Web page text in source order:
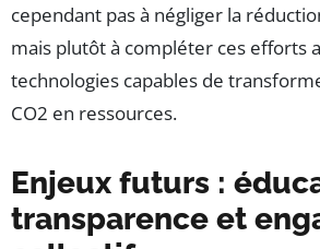
cependant pas à négliger la
mais plutôt à compléter ces efforts
technologies capables de
CO2 en ressources.
Enjeux futurs :
transparence et